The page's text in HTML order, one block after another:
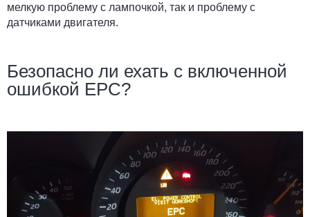
мелкую проблему с лампочкой, так и проблему с
датчиками двигателя.
Безопасно ли ехать с включенной
ошибкой EPC?